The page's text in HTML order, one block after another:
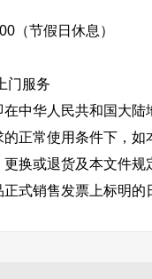
（节假日休息）
门服务
中华人民共和国大
正常使用条件下，
换或退货及本文件
式销售发票上标明的